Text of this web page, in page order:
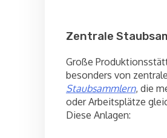
Zentrale
Große
besonders von
Staubsammlern, die
oder Arbeitsplätze
Diese Anlagen: